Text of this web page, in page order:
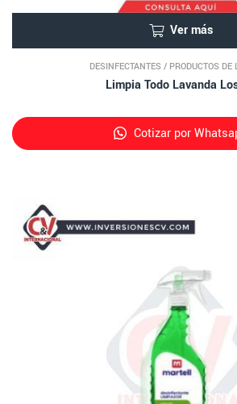
Ver más
DESINFECTANTES / PRODUCTOS DE
Limpia Todo Lavanda
Cotizar por